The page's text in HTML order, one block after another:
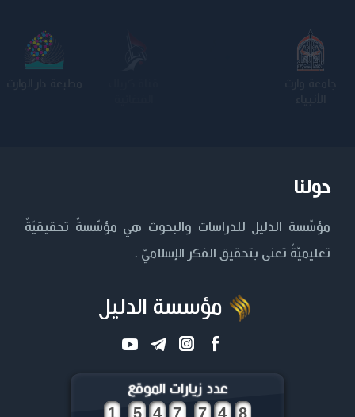
حولنا
مؤسّسة الدليل للدراسات والبحوث هي مؤسّسةٌ تحقيقيّةٌ
تعليميّةٌ تعنى بتحقيق الفكر الإسلاميّ .
مؤسسة الدليل
عدد زيارات الموقع